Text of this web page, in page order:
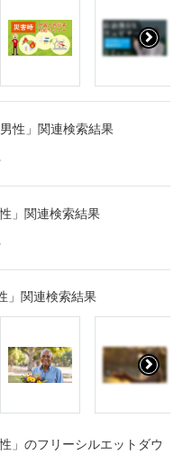
性」関連検索結果
」関連検索結果
」関連検索結果
」のフリーシルエットダウ